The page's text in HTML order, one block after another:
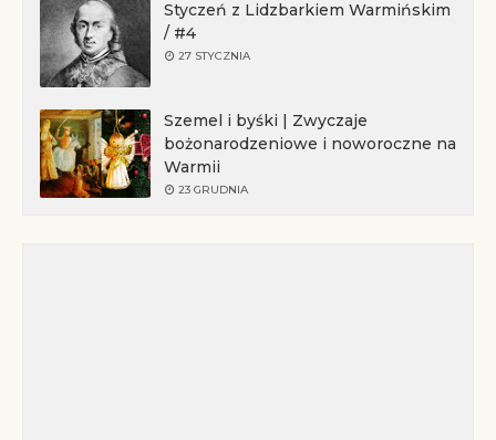
Styczeń z Lidzbarkiem Warmińskim
/ #4
27 STYCZNIA
Szemel i byśki | Zwyczaje
bożonarodzeniowe i noworoczne na
Warmii
23 GRUDNIA